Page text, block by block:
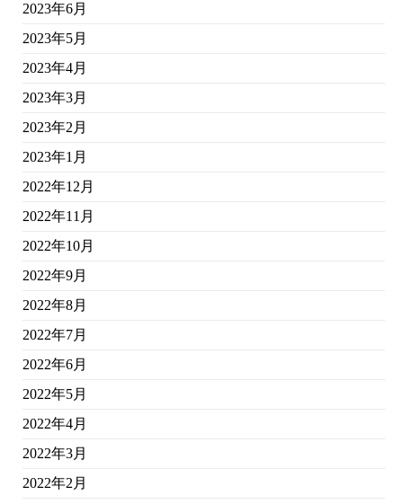
2023年6月
2023年5月
2023年4月
2023年3月
2023年2月
2023年1月
2022年12月
2022年11月
2022年10月
2022年9月
2022年8月
2022年7月
2022年6月
2022年5月
2022年4月
2022年3月
2022年2月